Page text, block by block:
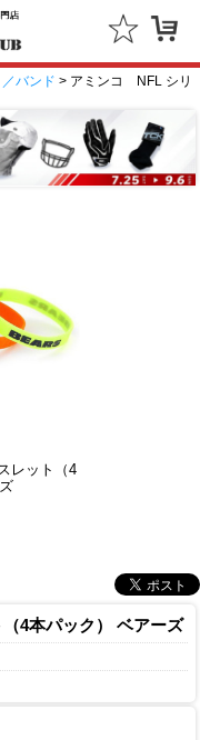
バンド > アミンコ NFL シリ
レット（4
4本パック） ベアーズ